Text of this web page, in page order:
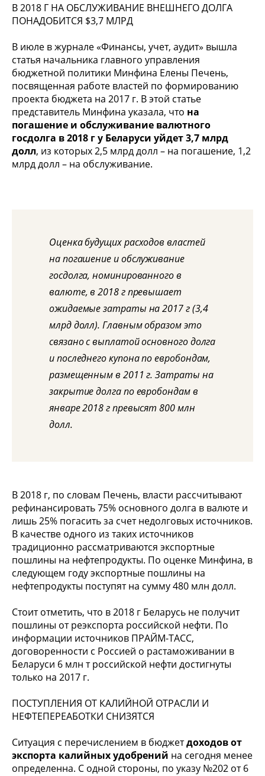
В 2018 Г НА ОБСЛУЖИВАНИЕ ВНЕШНЕГО ДОЛГА
ПОНАДОБИТСЯ $3,7 МЛРД
В июле в журнале «Финансы, учет, аудит» вышла
статья начальника главного управления
бюджетной политики Минфина Елены Печень,
посвященная работе властей по формированию
проекта бюджета на 2017 г. В этой статье
представитель Минфина указала, что на
погашение и обслуживание валютного
госдолга в 2018 г у Беларуси уйдет 3,7 млрд
долл, из которых 2,5 млрд долл – на погашение, 1,2
млрд долл – на обслуживание.
Оценка будущих расходов властей
на погашение и обслуживание
госдолга, номинированного в
валюте, в 2018 г превышает
ожидаемые затраты на 2017 г (3,4
млрд долл). Главным образом это
связано с выплатой основного долга
и последнего купона по евробондам,
размещенным в 2011 г. Затраты на
закрытие долга по евробондам в
январе 2018 г превысят 800 млн
долл.
В 2018 г, по словам Печень, власти рассчитывают
рефинансировать 75% основного долга в валюте и
лишь 25% погасить за счет недолговых источников.
В качестве одного из таких источников
традиционно рассматриваются экспортные
пошлины на нефтепродукты. По оценке Минфина, в
следующем году экспортные пошлины на
нефтепродукты поступят на сумму 480 млн долл.
Стоит отметить, что в 2018 г Беларусь не получит
пошлины от реэкспорта российской нефти. По
информации источников ПРАЙМ-ТАСС,
договоренности с Россией о растаможивании в
Беларуси 6 млн т российской нефти достигнуты
только на 2017 г.
ПОСТУПЛЕНИЯ ОТ КАЛИЙНОЙ ОТРАСЛИ И
НЕФТЕПЕРЕАБОТКИ СНИЗЯТСЯ
Ситуация с перечислением в бюджетдоходов от
экспорта калийных удобрений на сегодня менее
определенна. С одной стороны, по указу №202 от 6